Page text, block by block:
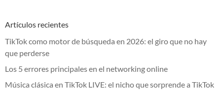
Artículos recientes
TikTok como motor de búsqueda en 2026: el giro que no hay
que perderse
Los 5 errores principales en el networking online
Música clásica en TikTok LIVE: el nicho que sorprende a TikTok